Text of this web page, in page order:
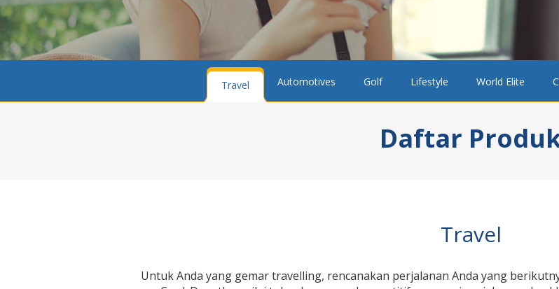
Travel Automotives Golf Lifestyle World Elite
Daftar
Travel
Untuk Anda yang gemar travelling, rencanakan perjalanan Anda yang